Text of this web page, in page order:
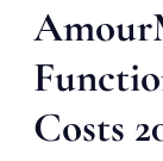
Costs